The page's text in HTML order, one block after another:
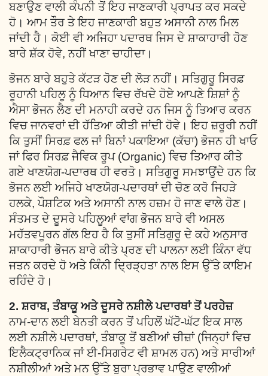
ਬਣਾਉਣ ਵਾਲੀ ਕੰਪਨੀ ਤੋਂ ਇਹ ਜਾਣਕਾਰੀ ਪ੍ਰਾਪਤ ਕਰ ਸਕਦੇ
ਹੋ। ਆਮ ਤੌਰ ਤੇ ਇਹ ਜਾਣਕਾਰੀ ਬਹੁਤ ਅਸਾਨੀ ਨਾਲ ਮਿਲ
ਜਾਂਦੀ ਹੈ। ਕੋਈ ਵੀ ਅਜਿਹਾ ਪਦਾਰਥ ਜਿਸ ਦੇ ਸ਼ਾਕਾਹਾਰੀ ਹੋਣ
ਬਾਰੇ ਸ਼ੱਕ ਹੋਵੇ, ਨਹੀਂ ਖਾਣਾ ਚਾਹੀਦਾ।
ਭੋਜਨ ਬਾਰੇ ਬਹੁਤੇ ਕੱਟੜ ਹੋਣ ਦੀ ਲੋੜ ਨਹੀਂ। ਸਤਿਗੁਰੂ ਸਿਰਫ਼
ਰੂਹਾਨੀ ਪਹਿਲੂ ਨੂੰ ਧਿਆਨ ਵਿਚ ਰੱਖਦੇ ਹੋਏ ਆਪਣੇ ਸ਼ਿਸ਼ਾਂ ਨੂੰ
ਐਸਾ ਭੋਜਨ ਲੈਣ ਦੀ ਮਨਾਹੀ ਕਰਦੇ ਹਨ ਜਿਸ ਨੂੰ ਤਿਆਰ ਕਰਨ
ਵਿਚ ਜਾਨਵਰਾਂ ਦੀ ਹੱਤਿਆ ਕੀਤੀ ਜਾਂਦੀ ਹੋਵੇ। ਇਹ ਜ਼ਰੂਰੀ ਨਹੀਂ
ਕਿ ਤੁਸੀਂ ਸਿਰਫ਼ ਫਲ ਜਾਂ ਬਿਨਾਂ ਪਕਾਇਆ (ਕੱਚਾ) ਭੋਜਨ ਹੀ ਖਾਓ
ਜਾਂ ਫਿਰ ਸਿਰਫ਼ ਜੈਵਿਕ ਰੂਪ (Organic) ਵਿਚ ਤਿਆਰ ਕੀਤੇ
ਗਏ ਖਾਣਯੋਗ-ਪਦਾਰਥ ਹੀ ਵਰਤੋ। ਸਤਿਗੁਰੂ ਸਮਝਾਉਂਦੇ ਹਨ ਕਿ
ਭੋਜਨ ਲਈ ਅਜਿਹੇ ਖਾਣਯੋਗ-ਪਦਾਰਥਾਂ ਦੀ ਚੋਣ ਕਰੋ ਜਿਹੜੇ
ਹਲਕੇ, ਪੌਸ਼ਟਿਕ ਅਤੇ ਅਸਾਨੀ ਨਾਲ ਹਜ਼ਮ ਹੋ ਜਾਣ ਵਾਲੇ ਹੋਣ।
ਸੰਤਮਤ ਦੇ ਦੂਸਰੇ ਪਹਿਲੂਆਂ ਵਾਂਗ ਭੋਜਨ ਬਾਰੇ ਵੀ ਅਸਲ
ਮਹੱਤਵਪੂਰਨ ਗੱਲ ਇਹ ਹੈ ਕਿ ਤੁਸੀਂ ਸਤਿਗੁਰੂ ਦੇ ਕਹੇ ਅਨੁਸਾਰ
ਸ਼ਾਕਾਹਾਰੀ ਭੋਜਨ ਬਾਰੇ ਕੀਤੇ ਪ੍ਰਣ ਦੀ ਪਾਲਨਾ ਲਈ ਕਿੰਨਾ ਵੱਧ
ਜਤਨ ਕਰਦੇ ਹੋ ਅਤੇ ਕਿੰਨੀ ਦ੍ਰਿੜ੍ਹਤਾ ਨਾਲ ਇਸ ਉੱਤੇ ਕਾਇਮ
ਰਹਿੰਦੇ ਹੋ।
2. ਸ਼ਰਾਬ, ਤੰਬਾਕੂ ਅਤੇ ਦੂਸਰੇ ਨਸ਼ੀਲੇ ਪਦਾਰਥਾਂ ਤੋਂ ਪਰਹੇਜ਼
ਨਾਮ-ਦਾਨ ਲਈ ਬੇਨਤੀ ਕਰਨ ਤੋਂ ਪਹਿਲੋਂ ਘੱਟੋ-ਘੱਟ ਇਕ ਸਾਲ
ਲਈ ਨਸ਼ੀਲੇ ਪਦਾਰਥਾਂ, ਤੰਬਾਕੂ ਤੋਂ ਬਣੀਆਂ ਚੀਜ਼ਾਂ (ਜਿਨ੍ਹਾਂ ਵਿਚ
ਇਲੈਕਟ੍ਰਾਨਿਕ ਜਾਂ ਈ-ਸਿਗਰੇਟ ਵੀ ਸ਼ਾਮਲ ਹਨ) ਅਤੇ ਸਾਰੀਆਂ
ਨਸ਼ੀਲੀਆਂ ਅਤੇ ਮਨ ਉੱਤੇ ਬੁਰਾ ਪ੍ਰਭਾਵ ਪਾਉਣ ਵਾਲੀਆਂ